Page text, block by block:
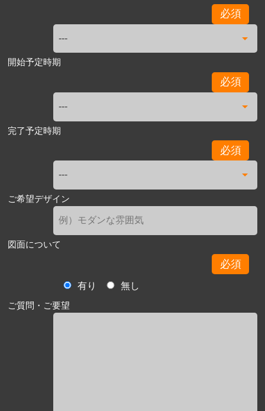
必須
開始予定時期
必須
完了予定時期
必須
ご希望デザイン
図面について
必須
有り
無し
ご質問・ご要望